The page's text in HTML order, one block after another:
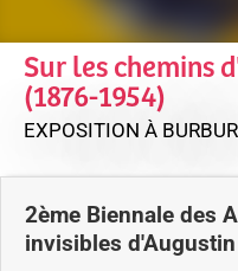
Sur les chemins
(1876-1954)
EXPOSITION À
2ème Biennale des
invisibles